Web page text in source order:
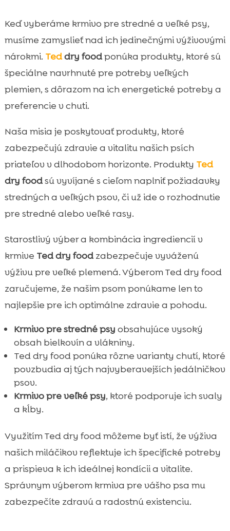
Keď vyberáme krmivo pre stredné a veľké psy,
musíme zamyslieť nad ich jedinečnými výživovými
nárokmi. Teddry foodponúka produkty, ktoré sú
špeciálne navrhnuté pre potreby veľkých
plemien, s dôrazom na ich energetické potreby a
preferencie v chuti.
Naša misia je poskytovať produkty, ktoré
zabezpečujú zdravie a vitalitu našich psích
priateľov v dlhodobom horizonte. Produkty Ted
dry foodsú vyvíjané s cieľom naplniť požiadavky
stredných a veľkých psov, či už ide o rozhodnutie
pre stredné alebo veľké rasy.
Starostlivý výber a kombinácia ingrediencií v
krmive Ted dry foodzabezpečuje vyváženú
výživu pre veľké plemená. Výberom Ted dry food
zaručujeme, že našim psom ponúkame len to
najlepšie pre ich optimálne zdravie a pohodu.
Krmivo pre stredné psy obsahujúce vysoký
obsah bielkovín a vlákniny.
Ted dry food ponúka rôzne varianty chutí, ktoré
povzbudia aj tých najvyberavejších jedálničkov
psov.
Krmivo pre veľké psy, ktoré podporuje ich svaly
a kĺby.
Využitím Ted dry food môžeme byť istí, že výživa
našich miláčikov reflektuje ich špecifické potreby
a prispieva k ich ideálnej kondícii a vitalite.
Správnym výberom krmiva pre vášho psa mu
zabezpečíte zdravú a radostnú existenciu.